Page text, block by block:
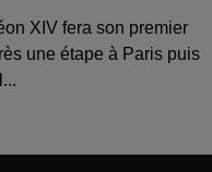
XIV fera son premier
une étape à Paris puis